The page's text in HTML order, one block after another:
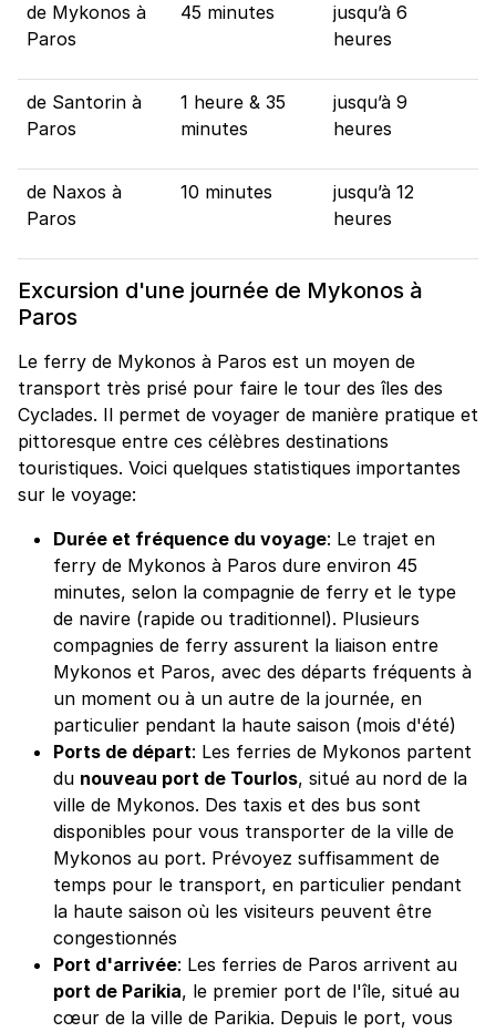
de Mykonos à
Paros
45 minutes
jusqu’à 6
heures
de Santorin à
Paros
1 heure & 35
minutes
jusqu’à 9
heures
de Naxos à
Paros
10 minutes
jusqu’à 12
heures
Excursion d'une journée de Mykonos à
Paros
Le ferry de Mykonos à Paros est un moyen de
transport très prisé pour faire le tour des îles des
Cyclades. Il permet de voyager de manière pratique et
pittoresque entre ces célèbres destinations
touristiques. Voici quelques statistiques importantes
sur le voyage:
Durée et fréquence du voyage: Le trajet en
ferry de Mykonos à Paros dure environ 45
minutes, selon la compagnie de ferry et le type
de navire (rapide ou traditionnel). Plusieurs
compagnies de ferry assurent la liaison entre
Mykonos et Paros, avec des départs fréquents à
un moment ou à un autre de la journée, en
particulier pendant la haute saison (mois d'été)
Ports de départ: Les ferries de Mykonos partent
du nouveau port de Tourlos, situé au nord de la
ville de Mykonos. Des taxis et des bus sont
disponibles pour vous transporter de la ville de
Mykonos au port. Prévoyez suffisamment de
temps pour le transport, en particulier pendant
la haute saison où les visiteurs peuvent être
congestionnés
Port d'arrivée: Les ferries de Paros arrivent au
port de Parikia, le premier port de l'île, situé au
cœur de la ville de Parikia. Depuis le port, vous